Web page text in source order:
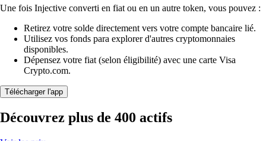
Une fois Injective converti en fiat ou en un autre token, vous pouvez :
Retirez votre solde directement vers votre compte bancaire lié.
Utilisez vos fonds para explorer d'autres cryptomonnaies
disponibles.
Dépensez votre fiat (selon éligibilité) avec une carte Visa
Crypto.com.
Télécharger l'app
Découvrez plus de 400 actifs